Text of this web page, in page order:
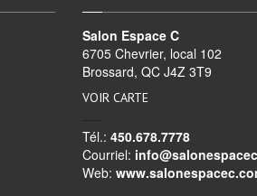
Salon Espace C
6705 Chevrier, local 102
Brossard, QC J4Z 3T9
VOIR CARTE
Tél.: 450.678.7778
Courriel:
Web: